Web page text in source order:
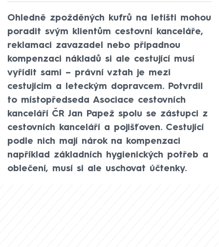
Ohledně zpožděných kufrů na letišti mohou
poradit svým klientům cestovní kanceláře,
reklamaci zavazadel nebo případnou
kompenzaci nákladů si ale cestující musí
vyřídit sami – právní vztah je mezi
cestujícím a leteckým dopravcem. Potvrdil
to místopředseda Asociace cestovních
kanceláří ČR Jan Papež spolu se zástupci z
cestovních kanceláří a pojišťoven. Cestující
podle nich mají nárok na kompenzaci
například základních hygienických potřeb a
oblečení, musí si ale uschovat účtenky.